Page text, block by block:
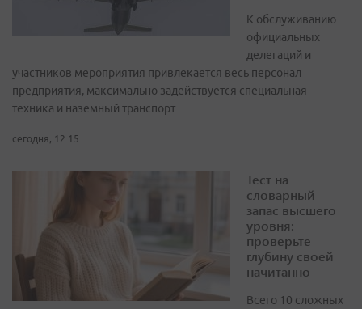
К обслуживанию
официальных
делегаций и
участников мероприятия привлекается весь персонал
предприятия, максимально задействуется специальная
техника и наземный транспорт
сегодня, 12:15
Тест на
словарный
запас высшего
уровня:
проверьте
глубину своей
начитанно
Всего 10 сложных